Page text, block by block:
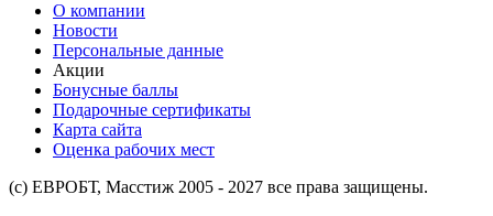
О компании
Новости
Персональные данные
Акции
Бонусные баллы
Подарочные сертификаты
Карта сайта
Оценка рабочих мест
(с) ЕВРОБТ, Масстиж 2005 - 2027 все права защищены.